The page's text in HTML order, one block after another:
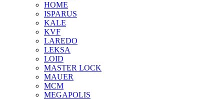
HOMЕ
ISPARUS
KALE
KVF
LAREDO
LEKSA
LOID
MASTER LOCK
MAUER
MCM
MEGAPOLIS